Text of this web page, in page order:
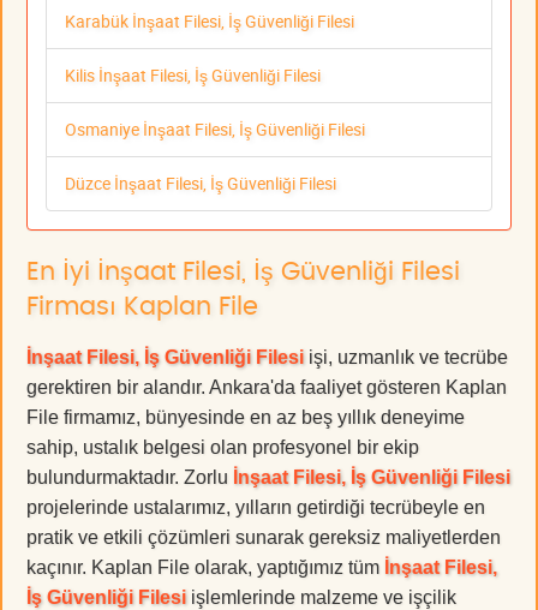
Karabük İnşaat Filesi, İş Güvenliği Filesi
Kilis İnşaat Filesi, İş Güvenliği Filesi
Osmaniye İnşaat Filesi, İş Güvenliği Filesi
Düzce İnşaat Filesi, İş Güvenliği Filesi
En İyi İnşaat Filesi, İş Güvenliği Filesi
Firması Kaplan File
İnşaat Filesi, İş Güvenliği Filesi işi, uzmanlık ve tecrübe
gerektiren bir alandır. Ankara'da faaliyet gösteren Kaplan
File firmamız, bünyesinde en az beş yıllık deneyime
sahip, ustalık belgesi olan profesyonel bir ekip
bulundurmaktadır. Zorlu İnşaat Filesi, İş Güvenliği Filesi
projelerinde ustalarımız, yılların getirdiği tecrübeyle en
pratik ve etkili çözümleri sunarak gereksiz maliyetlerden
kaçınır. Kaplan File olarak, yaptığımız tüm İnşaat Filesi,
İş Güvenliği Filesi işlemlerinde malzeme ve işçilik